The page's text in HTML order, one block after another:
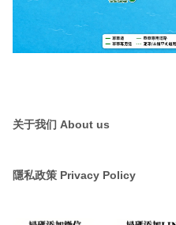
关于我们 About us
隱私政策 Privacy Policy